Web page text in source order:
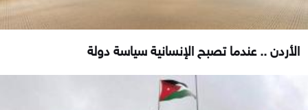
الأردن .. عندما تصبح الإنسانية سياسة دولة